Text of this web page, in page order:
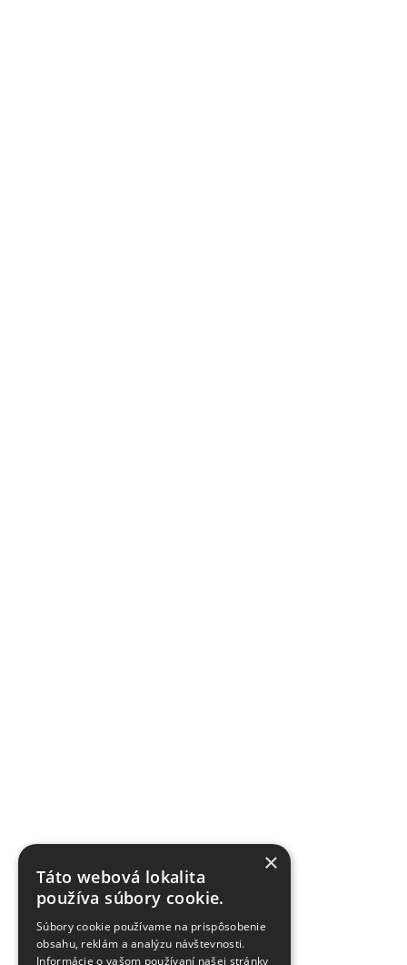
×
Táto webová lokalita
používa súbory cookie.
Súbory cookie používame na prispôsobenie
obsahu, reklám a analýzu návštevnosti.
Informácie o vašom používaní našej stránky